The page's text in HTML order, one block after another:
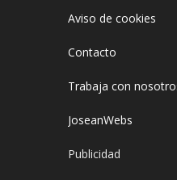
Aviso de cookies
Contacto
Trabaja con
JoseanWebs
Publicidad